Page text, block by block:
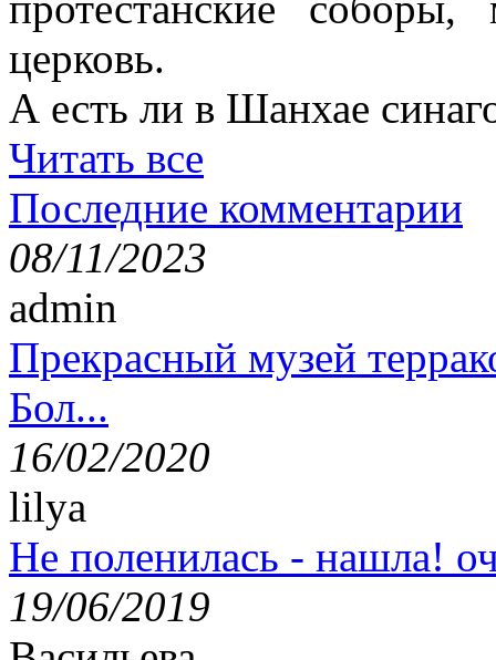
церковь.
А есть ли в Шанхае
Читать все
Последние комментарии
08/11/2023
admin
Прекрасный музей
Бол...
16/02/2020
lilya
Не поленилась - нашла!
19/06/2019